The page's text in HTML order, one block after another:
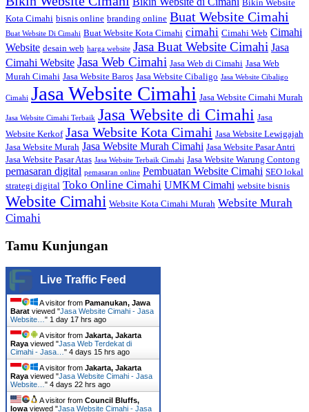
Bikin Website
Kota Cimahi bisnis online branding online Buat Website Cimahi
Buat Website Di Cimahi Buat Website Kota Cimahi cimahi Cimahi Web Cimahi
Website desain web harga website Jasa Buat Website Cimahi Jasa
Cimahi Website Jasa Web Cimahi Jasa Web di Cimahi Jasa Web
Murah Cimahi Jasa Website Baros Jasa Website Cibaligo Jasa Website Cibaligo
Cimahi Jasa Website Cimahi Jasa Website Cimahi Murah
Jasa Website Cimahi Terbaik Jasa Website di Cimahi Jasa
Website Kerkof Jasa Website Kota Cimahi Jasa Website Lewigajah
Jasa Website Murah Jasa Website Murah Cimahi Jasa Website Pasar Antri
Jasa Website Pasar Atas Jasa Website Terbaik Cimahi Jasa Website Warung Contong
pemasaran digital pemasaran online Pembuatan Website Cimahi SEO lokal
strategi digital Toko Online Cimahi UMKM Cimahi website bisnis
Website Cimahi Website Kota Cimahi Murah Website Murah
Cimahi
Tamu Kunjungan
Live Traffic Feed
A visitor from Pamanukan, Jawa
Barat viewed "Jasa Website Cimahi - Jasa
Website… " 1 day 17 hrs ago
A visitor from Jakarta, Jakarta
Raya viewed "Jasa Web Terdekat di
Cimahi - Jasa… " 4 days 15 hrs ago
A visitor from Jakarta, Jakarta
Raya viewed "Jasa Website Cimahi - Jasa
Website… " 4 days 22 hrs ago
A visitor from Council Bluffs,
Iowa viewed "Jasa Website Cimahi - Jasa